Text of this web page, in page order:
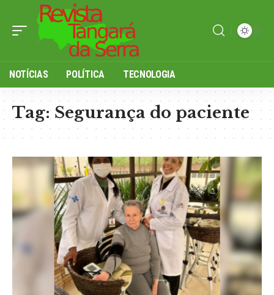
NOTÍCIAS POLÍTICA TECNOLOGIA
Tag: Segurança do paciente